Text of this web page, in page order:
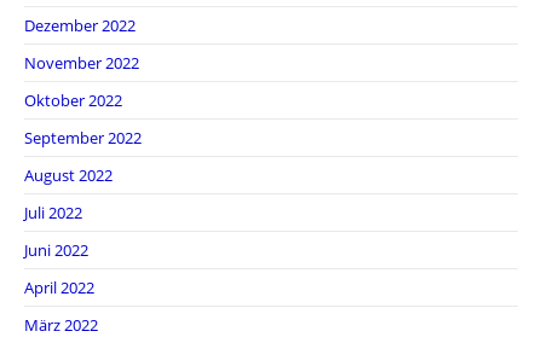
Dezember 2022
November 2022
Oktober 2022
September 2022
August 2022
Juli 2022
Juni 2022
April 2022
März 2022